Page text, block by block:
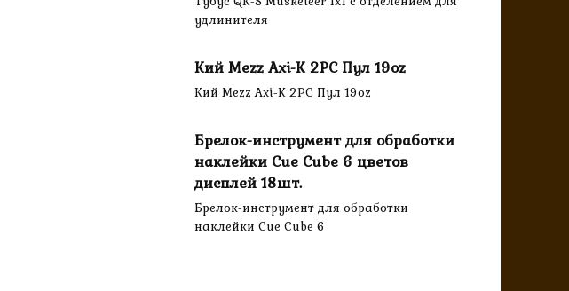
удлинителя
Кий Mezz Axi-K 2PC Пул 19oz
Кий Mezz Axi-K 2PC Пул 19oz
Брелок-инструмент для обработки
наклейки Cue Cube 6 цветов
дисплей 18шт.
Брелок-инструмент для обработки
наклейки Cue Cube 6